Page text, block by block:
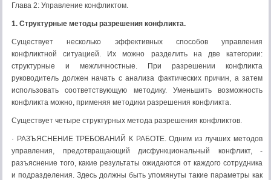
Глава 2: Управление конфликтом.
1. Структурные методы разрешения конфликта.
Существует несколько эффективных способов управления
конфликтной ситуацией. Их можно разделить на две категории:
структурные и межличностные. При разрешении конфликта
руководитель должен начать с анализа фактических причин, а затем
использовать соответствующую методику. Уменьшить возможность
конфликта можно, применяя методики разрешения конфликта.
Существует четыре структурных метода разрешения конфликтов.
· РАЗЪЯСНЕНИЕ ТРЕБОВАНИЙ К РАБОТЕ. Одним из лучших методов
управления, предотвращающий дисфункциональный конфликт, -
разъяснение того, какие результаты ожидаются от каждого сотрудника
и подразделения. Здесь должны быть упомянуты такие параметры как